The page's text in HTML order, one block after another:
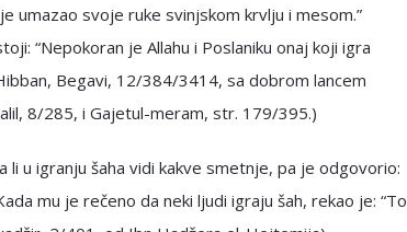
umazao svoje ruke svinjskom krvlju i mesom.”
“Nepokoran je Allahu i Poslaniku onaj koji igra
Begavi, 12/384/3414, sa dobrom lancem
8/285, i Gajetul-meram, str. 179/395.)
li u igranju šaha vidi kakve smetnje, pa je odgovorio:
mu je rečeno da neki ljudi igraju šah, rekao je: “To